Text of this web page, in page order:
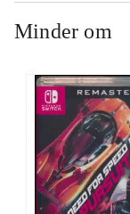
Minder om